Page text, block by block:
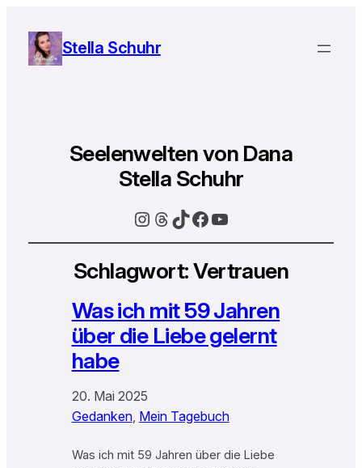
Stella Schuhr
Seelenwelten von Dana
Stella Schuhr
Instagram
Threads
TikTok
Facebook
YouTube
Schlagwort:Vertrauen
Was ich mit 59 Jahren
über die Liebe gelernt
habe
20. Mai 2025
Gedanken, Mein Tagebuch
Was ich mit 59 Jahren über die Liebe